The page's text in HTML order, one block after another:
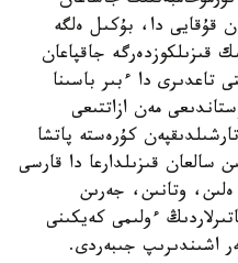
دا، بۇكىل ەلگە
قىزىلكوزدەرگە جاقپاعان
تاعدىرى دا ءبىر باسىنا
مەن ازاتتىعى
كۇرەستە پاتشا
سالعان قىزىلدارعا دا قارسى
وتانىن، جەرىن
ءولىمى كەيكىنى
اشىندىرىپ جىبەردى.